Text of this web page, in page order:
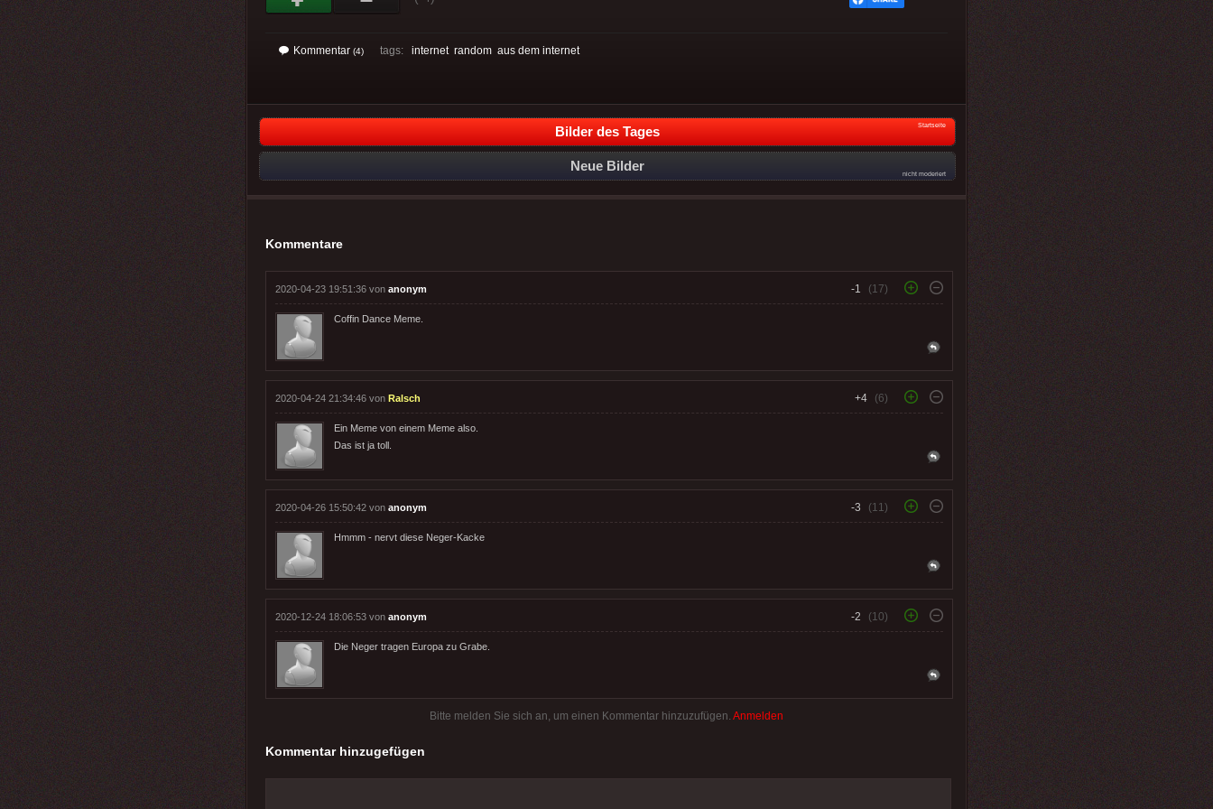
Kommentar (4) tags: internet random aus dem internet
Bilder des Tages Startseite
Neue Bilder
nicht moderiert
Kommentare
2020-04-23 19:51:36 von anonym -1 (17)
Coffin Dance Meme.
2020-04-24 21:34:46 von Ralsch +4 (6)
Ein Meme von einem Meme also.
Das ist ja toll.
2020-04-26 15:50:42 von anonym -3 (11)
Hmmm - nervt diese Neger-Kacke
2020-12-24 18:06:53 von anonym -2 (10)
Die Neger tragen Europa zu Grabe.
Bitte melden Sie sich an, um einen Kommentar hinzuzufügen. Anmelden
Kommentar hinzugefügen